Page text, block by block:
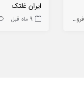
ها
ایران غلتک
9 ماه قبل